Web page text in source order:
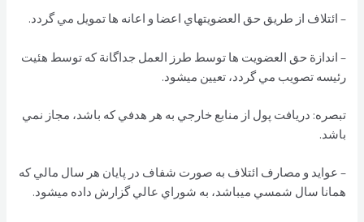
– ائتلاف از طريق حق العضويتهاي اعضا و اعانه ها تمويل مي گردد.
– اندازة حق العضويت ها توسط طرز العمل جداگانة كه توسط هئيت
رئيسه تصويب مي گردد، تعيين ميشود.
تبصره: دريافت پول از منابع خارجي به هر هدفي كه باشد، مجاز نمي
باشد.
– عوايد و مصارف ائتلاف به صورت شفاف در پايان هر سال مالي كه
همانا سال شمسي ميباشد، به شوراي عالي گزارش داده ميشود.